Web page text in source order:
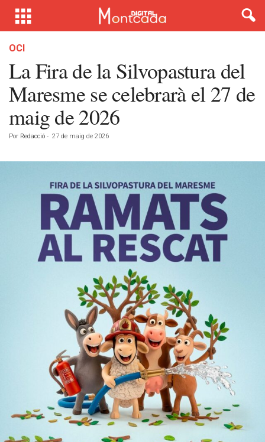
OCI
La Fira de la Silvopastura del
Maresme se celebrarà el 27 de
maig de 2026
Por Redacció - 27 de maig de 2026